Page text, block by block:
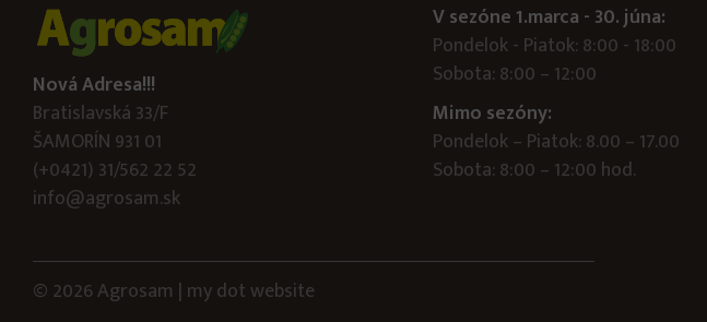
Nová Adresa!!!
Bratislavská 33/F
ŠAMORÍN 931 01
(+0421) 31/562 22 52
info@agrosam.sk
V sezóne 1.marca - 30. júna:
Pondelok - Piatok: 8:00 - 18:00
Sobota: 8:00 – 12:00
Mimo sezóny:
Pondelok – Piatok: 8.00 – 17.00
Sobota: 8:00 – 12:00 hod.
© 2026 Agrosam | my dotwebsite